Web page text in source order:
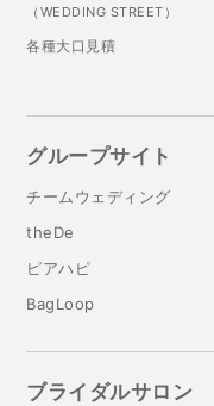
（WEDDING STREET）
各種大口見積
グループサイト
チームウェディング
theDe
ピアハピ
BagLoop
ブライダルサロン